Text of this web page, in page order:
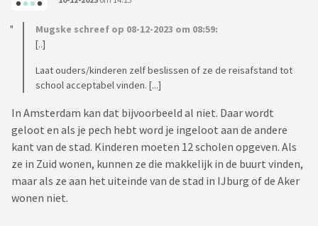
Mugske schreef op 08-12-2023 om 08:59:
[..]
Laat ouders/kinderen zelf beslissen of ze de reisafstand tot
school acceptabel vinden. [...]
In Amsterdam kan dat bijvoorbeeld al niet. Daar wordt
geloot en als je pech hebt word je ingeloot aan de andere
kant van de stad. Kinderen moeten 12 scholen opgeven. Als
ze in Zuid wonen, kunnen ze die makkelijk in de buurt vinden,
maar als ze aan het uiteinde van de stad in IJburg of de Aker
wonen niet.